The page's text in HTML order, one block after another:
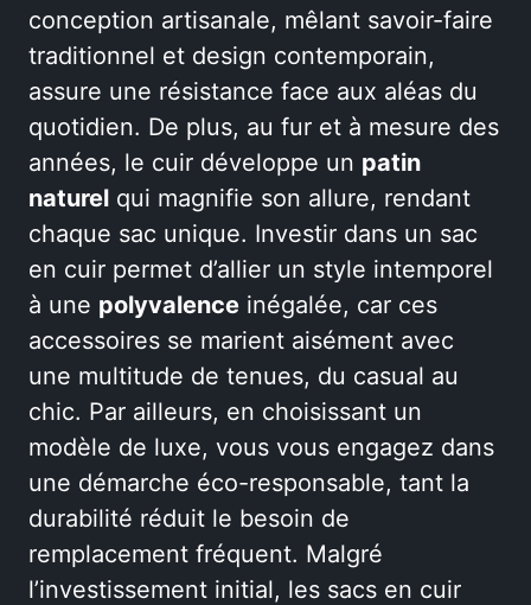
conception artisanale, mêlant savoir-faire
traditionnel et design contemporain,
assure une résistance face aux aléas du
quotidien. De plus, au fur et à mesure des
années, le cuir développe un patin
naturel qui magnifie son allure, rendant
chaque sac unique. Investir dans un sac
en cuir permet d’allier un style intemporel
à une polyvalence inégalée, car ces
accessoires se marient aisément avec
une multitude de tenues, du casual au
chic. Par ailleurs, en choisissant un
modèle de luxe, vous vous engagez dans
une démarche éco-responsable, tant la
durabilité réduit le besoin de
remplacement fréquent. Malgré
l’investissement initial, les sacs en cuir